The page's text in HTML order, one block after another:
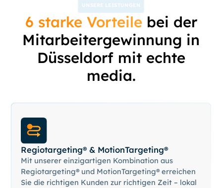
UNSERE LEISTUNGEN
6 starke Vorteilebei der
Mitarbeitergewinnung in
Düsseldorf mit echte
media.
Regiotargeting® & MotionTargeting®
Mit unserer einzigartigen Kombination aus
Regiotargeting® und MotionTargeting® erreichen
Sie die richtigen Kunden zur richtigen Zeit – lokal